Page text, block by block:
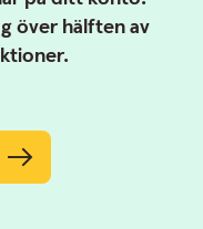
över hälften av